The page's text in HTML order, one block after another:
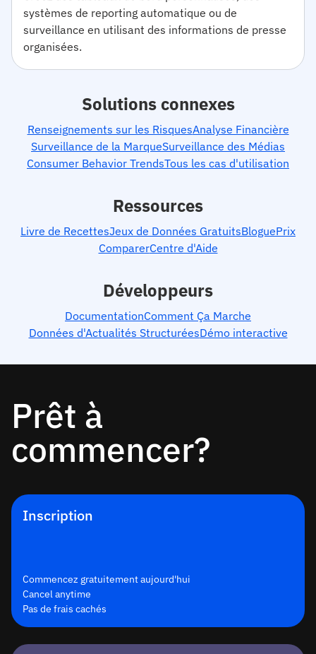
systèmes de reporting automatique ou de
surveillance en utilisant des informations de presse
organisées.
Solutions connexes
Renseignements sur les RisquesAnalyse Financière
Surveillance de la MarqueSurveillance des Médias
Consumer Behavior TrendsTous les cas d'utilisation
Ressources
Livre de RecettesJeux de Données GratuitsBloguePrix
ComparerCentre d'Aide
Développeurs
DocumentationComment Ça Marche
Données d'Actualités StructuréesDémo interactive
Prêt à
commencer?
Inscription
Commencez gratuitement aujourd'hui
Cancel anytime
Pas de frais cachés